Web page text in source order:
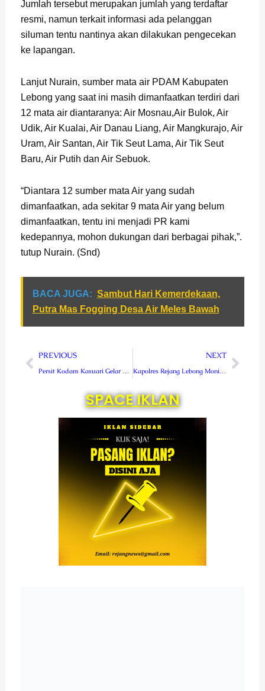
Jumlah tersebut merupakan jumlah yang terdaftar
resmi, namun terkait informasi ada pelanggan
siluman tentu nantinya akan dilakukan pengecekan
ke lapangan.
Lanjut Nurain, sumber mata air PDAM Kabupaten
Lebong yang saat ini masih dimanfaatkan terdiri dari
12 mata air diantaranya: Air Mosnau,Air Bulok, Air
Udik, Air Kualai, Air Danau Liang, Air Mangkurajo, Air
Uram, Air Santan, Air Tik Seut Lama, Air Tik Seut
Baru, Air Putih dan Air Sebuok.
“Diantara 12 sumber mata Air yang sudah
dimanfaatkan, ada sekitar 9 mata Air yang belum
dimanfaatkan, tentu ini menjadi PR kami
kedepannya, mohon dukungan dari berbagai pihak,”.
tutup Nurain. (Snd)
BACA JUGA: Sambut Hari Kemerdekaan,
Putra Mas Fogging Desa Air Meles Bawah
Prev
PREVIOUS
Persit Kodam Kasuari Gelar Baksos Beri Bantuan Kepada Warga Manokwari
NEXT
Kapolres Rejang Lebong Monitor Kegiatan Vaksinasi Di SMPN 2 RL
Next
SPACE IKLAN